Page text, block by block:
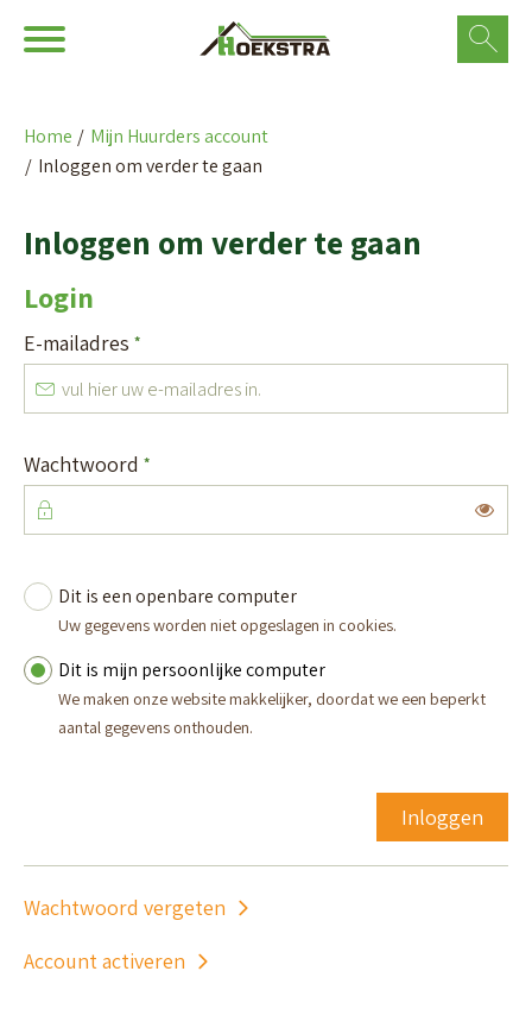
Naar hoofdinhoud
Naar hoofdnavigatiemenu
Naar zoeken
Naar de homepage
Ga naar Hoofd
Home
Mijn Huurders account
Inloggen om verder te gaan
Inloggen om verder te gaan
Login
E-mailadres *
Wachtwoord *
LoginDit is een openbare computer
Uw gegevens worden niet opgeslagen in cookies.
Dit is mijn persoonlijke computer
We maken onze website makkelijker, doordat we een beperkt
aantal gegevens onthouden.
Inloggen
Wachtwoord vergeten
Account activeren